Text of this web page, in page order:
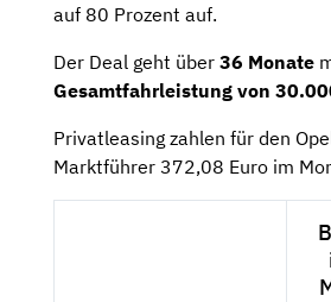
auf 80 Prozent auf.
Der Deal geht über 36 Monate
Gesamtfahrleistung von
Privatleasing zahlen für den
Marktführer 372,08 Euro im